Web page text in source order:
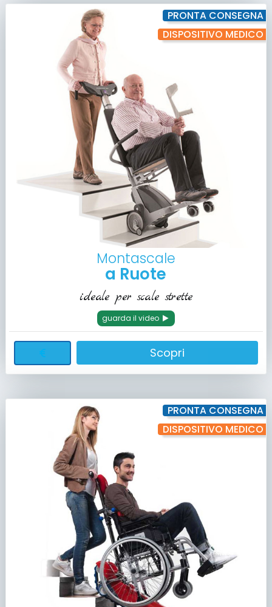
PRONTA CONSEGNA
DISPOSITIVO MEDICO
Montascale
a Ruote
ideale per scale strette
guarda il video
Scopri
PRONTA CONSEGNA
DISPOSITIVO MEDICO